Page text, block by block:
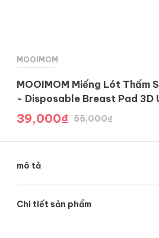
MOOIMOM
MOOIMOM Miếng Lót Thấm
- Disposable Breast Pad
39,000₫ 55,000₫
mô tả
Chi tiết sản phẩm